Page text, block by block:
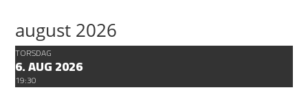
august 2026
TORSDAG
6. AUG 2026
19:30